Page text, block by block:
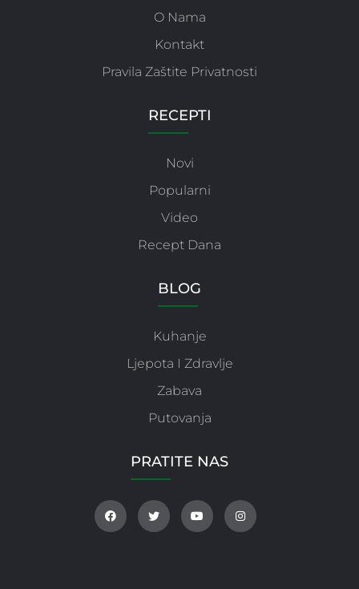
O Nama
Kontakt
Pravila Zaštite Privatnosti
RECEPTI
Novi
Popularni
Video
Recept Dana
BLOG
Kuhanje
Ljepota I Zdravlje
Zabava
Putovanja
PRATITE NAS